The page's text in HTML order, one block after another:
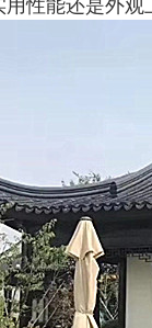
性能还是外